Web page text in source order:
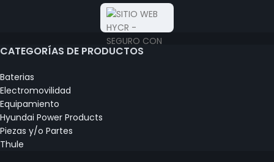
CATEGORÍAS DE PRODUCTOS
Baterias
Electromovilidad
Equipamiento
Hyundai Power Products
Piezas y/o Partes
Thule